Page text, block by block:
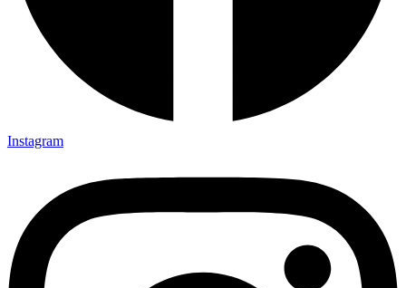
Instagram